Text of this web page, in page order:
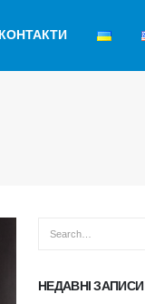
КОНТАКТИ
НЕДАВНІ ЗАПИСИ